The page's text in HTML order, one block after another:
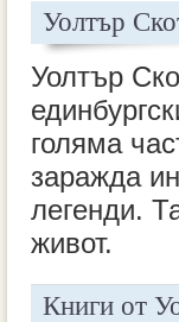
Уолтър
Уолтър
голяма
заражда
легенди.
живот.
Книги от